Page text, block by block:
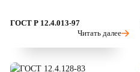
ГОСТ Р 12.4.013-97
Читать далее